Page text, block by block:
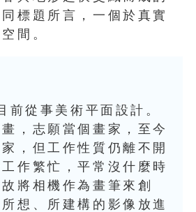
標題所言，一個於真實
間。
前從事美術平面設計。
，志願當個畫家，至今
，但工作性質仍離不開
工作繁忙，平常沒什麼時
將相機作為畫筆來創
想、所建構的影像放進